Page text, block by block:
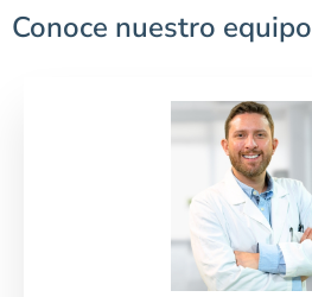
Conoce nuestro equipo